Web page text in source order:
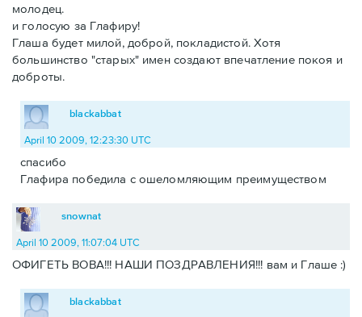
молодец.
и голосую за Глафиру!
Глаша будет милой, доброй, покладистой. Хотя
большинство "старых" имен создают впечатление покоя и
доброты.
blackabbat
April 10 2009, 12:23:30 UTC
спасибо
Глафира победила с ошеломляющим преимуществом
snownat
April 10 2009, 11:07:04 UTC
ОФИГЕТЬ ВОВА!!! НАШИ ПОЗДРАВЛЕНИЯ!!! вам и Глаше :)
blackabbat